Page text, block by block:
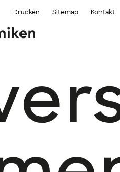
Drucken Sitemap Kontakt